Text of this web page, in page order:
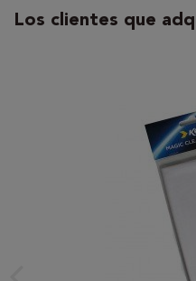
Los clientes que